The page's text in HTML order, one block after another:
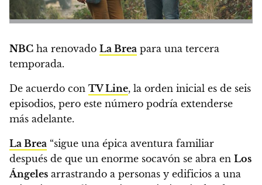
NBC ha renovado La Brea para una tercera
temporada.
De acuerdo con TV Line, la orden inicial es de seis
episodios, pero este número podría extenderse
más adelante.
La Brea “sigue una épica aventura familiar
después de que un enorme socavón se abra en Los
Ángeles arrastrando a personas y edificios a una